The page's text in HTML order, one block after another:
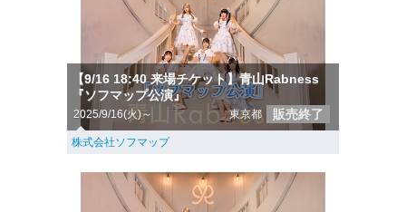
【9/16 18:40 来場チケット】青山Rabness
『ソフマップ公演』
2025/9/16(火)～ 東京都 販売終了
株式会社ソフマップ